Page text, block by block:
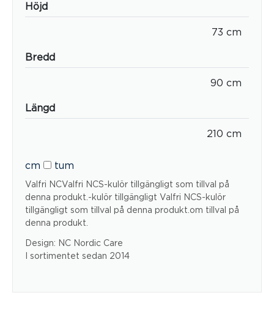
Höjd
73 cm
Bredd
90 cm
Längd
210 cm
cm tum
Valfri NCValfri NCS-kulör tillgängligt som tillval på
denna produkt.-kulör tillgängligt Valfri NCS-kulör
tillgängligt som tillval på denna produkt.om tillval på
denna produkt.
Design: NC Nordic Care
I sortimentet sedan 2014